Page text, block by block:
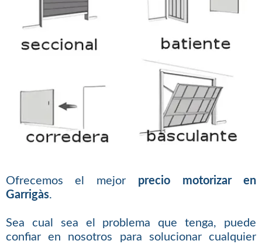
Ofrecemos el mejor precio motorizar en
Garrigàs.
Sea cual sea el problema que tenga, puede
confiar en nosotros para solucionar cualquier